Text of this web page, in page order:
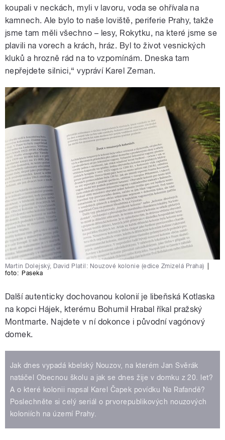
koupali v neckách, myli v lavoru, voda se ohřívala na
kamnech. Ale bylo to naše loviště, periferie Prahy, takže
jsme tam měli všechno – lesy, Rokytku, na které jsme se
plavili na vorech a krách, hráz. Byl to život vesnických
kluků a hrozně rád na to vzpomínám. Dneska tam
nepřejdete silnici,“ vypráví Karel Zeman.
Martin Dolejský, David Platil: Nouzové kolonie (edice Zmizelá Praha)
foto: Paseka
Další autenticky dochovanou kolonií je libeňská Kotlaska
na kopci Hájek, kterému Bohumil Hrabal říkal pražský
Montmarte. Najdete v ní dokonce i původní vagónový
domek.
Jak dnes vypadá kbelský Nouzov, na kterém Jan Svěrák
natáčel Obecnou školu a jak se dnes žije v domku z 20. let?
A o které kolonii napsal Karel Čapek povídku Na Rafandě?
Poslechněte si celý seriál o prvorepublikových nouzových
koloniích na území Prahy.